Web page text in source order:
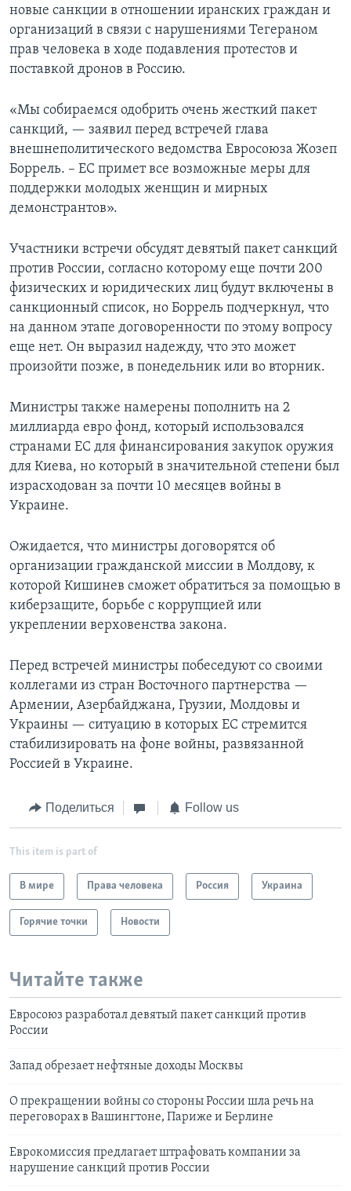
новые санкции в отношении иранских граждан и
организаций в связи с нарушениями Тегераном
прав человека в ходе подавления протестов и
поставкой дронов в Россию.
«Мы собираемся одобрить очень жесткий пакет
санкций, — заявил перед встречей глава
внешнеполитического ведомства Евросоюза Жозеп
Боррель. – ЕС примет все возможные меры для
поддержки молодых женщин и мирных
демонстрантов».
Участники встречи обсудят девятый пакет санкций
против России, согласно которому еще почти 200
физических и юридических лиц будут включены в
санкционный список, но Боррель подчеркнул, что
на данном этапе договоренности по этому вопросу
еще нет. Он выразил надежду, что это может
произойти позже, в понедельник или во вторник.
Министры также намерены пополнить на 2
миллиарда евро фонд, который использовался
странами ЕС для финансирования закупок оружия
для Киева, но который в значительной степени был
израсходован за почти 10 месяцев войны в
Украине.
Ожидается, что министры договорятся об
организации гражданской миссии в Молдову, к
которой Кишинев сможет обратиться за помощью в
киберзащите, борьбе с коррупцией или
укреплении верховенства закона.
Перед встречей министры побеседуют со своими
коллегами из стран Восточного партнерства —
Армении, Азербайджана, Грузии, Молдовы и
Украины — ситуацию в которых ЕС стремится
стабилизировать на фоне войны, развязанной
Россией в Украине.
Поделиться Follow us
This item is part of
В мире Права человека Россия Украина
Горячие точки Новости
Читайте также
Евросоюз разработал девятый пакет санкций против
России
Запад обрезает нефтяные доходы Москвы
О прекращении войны со стороны России шла речь на
переговорах в Вашингтоне, Париже и Берлине
Еврокомиссия предлагает штрафовать компании за
нарушение санкций против России